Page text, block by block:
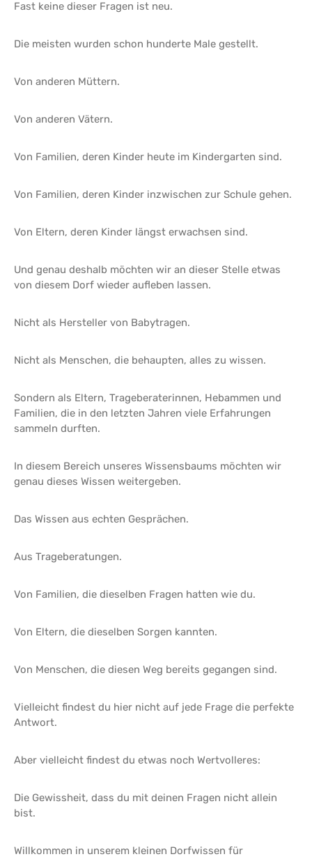
Fast keine dieser Fragen ist neu.
Die meisten wurden schon hunderte Male gestellt.
Von anderen Müttern.
Von anderen Vätern.
Von Familien, deren Kinder heute im Kindergarten sind.
Von Familien, deren Kinder inzwischen zur Schule gehen.
Von Eltern, deren Kinder längst erwachsen sind.
Und genau deshalb möchten wir an dieser Stelle etwas
von diesem Dorf wieder aufleben lassen.
Nicht als Hersteller von Babytragen.
Nicht als Menschen, die behaupten, alles zu wissen.
Sondern als Eltern, Trageberaterinnen, Hebammen und
Familien, die in den letzten Jahren viele Erfahrungen
sammeln durften.
In diesem Bereich unseres Wissensbaums möchten wir
genau dieses Wissen weitergeben.
Das Wissen aus echten Gesprächen.
Aus Trageberatungen.
Von Familien, die dieselben Fragen hatten wie du.
Von Eltern, die dieselben Sorgen kannten.
Von Menschen, die diesen Weg bereits gegangen sind.
Vielleicht findest du hier nicht auf jede Frage die perfekte
Antwort.
Aber vielleicht findest du etwas noch Wertvolleres:
Die Gewissheit, dass du mit deinen Fragen nicht allein
bist.
Willkommen in unserem kleinen Dorfwissen für